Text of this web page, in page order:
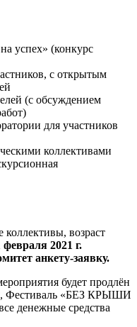
успех» (конкурс
с открытым
(с обсуждением
для участников
коллективами
коллективы, возраст
февраля 2021 г.
анкету-заявку.
будет продлён
Фестиваль «БЕЗ КРЫШИ
денежные средства